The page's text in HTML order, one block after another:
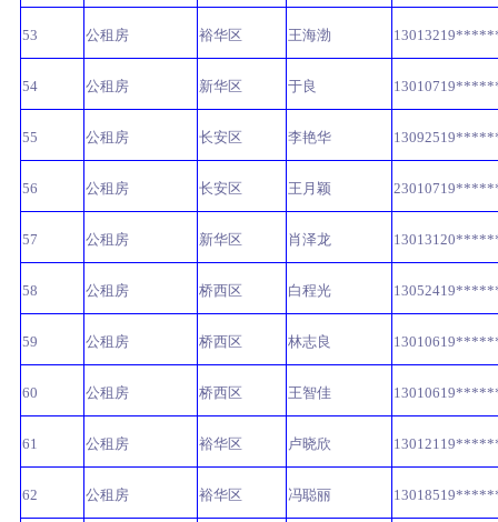
53 公租房 裕华区 王海渤
54 公租房 新华区 于良
55 公租房 长安区 李艳华
56 公租房 长安区 王月颖
57 公租房 新华区 肖泽龙
58 公租房 桥西区 白程光
59 公租房 桥西区 林志良
60 公租房 桥西区 王智佳
61 公租房 裕华区 卢晓欣
62 公租房 裕华区 冯聪丽